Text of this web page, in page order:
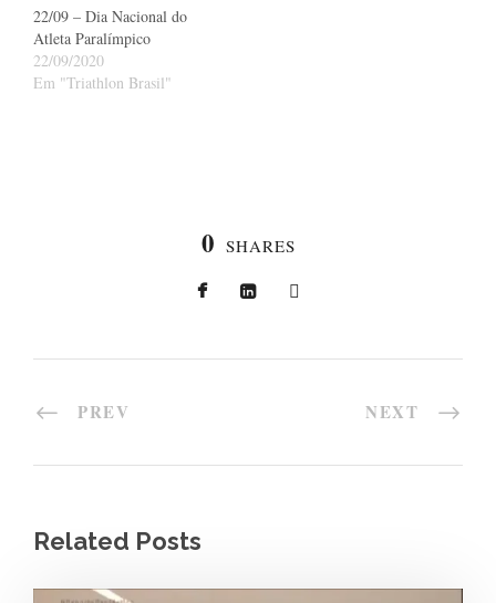
22/09 – Dia Nacional do
Atleta Paralímpico
22/09/2020
Em "Triathlon Brasil"
0 SHARES
PREV NEXT
Related Posts